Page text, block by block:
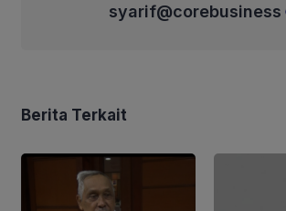
syarif@corebusiness
Berita Terkait